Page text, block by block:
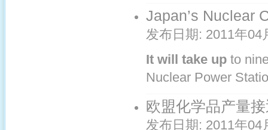
Japan’s Nuclear
发布日期: 2011年04
It will take up to
Nuclear Power
欧盟化学品产量
发布日期: 2011年04